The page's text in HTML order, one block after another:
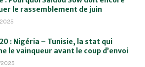
le rassemblement de juin
: Nigéria – Tunisie, la stat qui
le vainqueur avant le coup d’envoi